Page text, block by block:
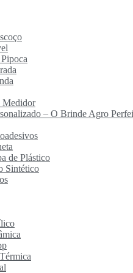
Medidor
– O Brinde Agro
de Plástico
Sintético